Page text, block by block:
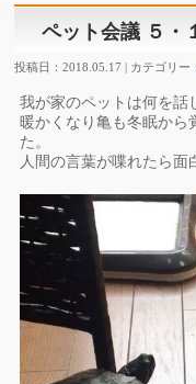
ペット会議 ５・
投稿日：2018.05.17 | カテゴリー
我が家のペットは何を話
暖かくなり亀も冬眠から
た。
人間の言葉が喋れたら面